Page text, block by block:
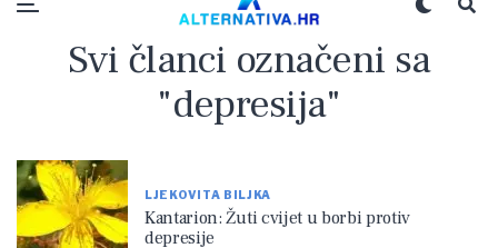
Svi članci označeni sa
"depresija"
LJEKOVITA BILJKA
Kantarion: Žuti cvijet u borbi protiv
depresije